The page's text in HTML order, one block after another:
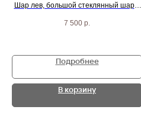
Шар лев, большой стеклянный шар и
7 500 р.
Подробнее
В корзину